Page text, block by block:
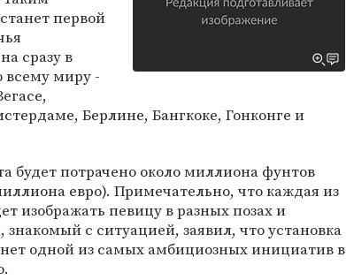
первой
сразу в
всему миру -
Берлине, Бангкоке, Гонконге и
будет потрачено около миллиона фунтов
евро). Примечательно, что каждая из
изображать певицу в разных позах и
с ситуацией, заявил, что установка
одной из самых амбициозных инициатив в